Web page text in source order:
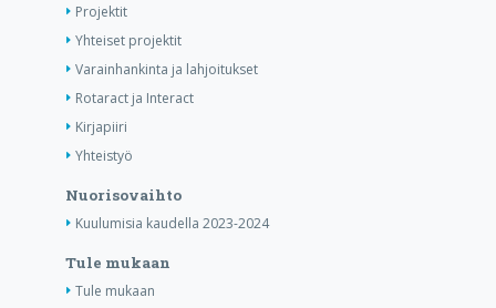
Projektit
Yhteiset projektit
Varainhankinta ja lahjoitukset
Rotaract ja Interact
Kirjapiiri
Yhteistyö
Nuorisovaihto
Kuulumisia kaudella 2023-2024
Tule mukaan
Tule mukaan